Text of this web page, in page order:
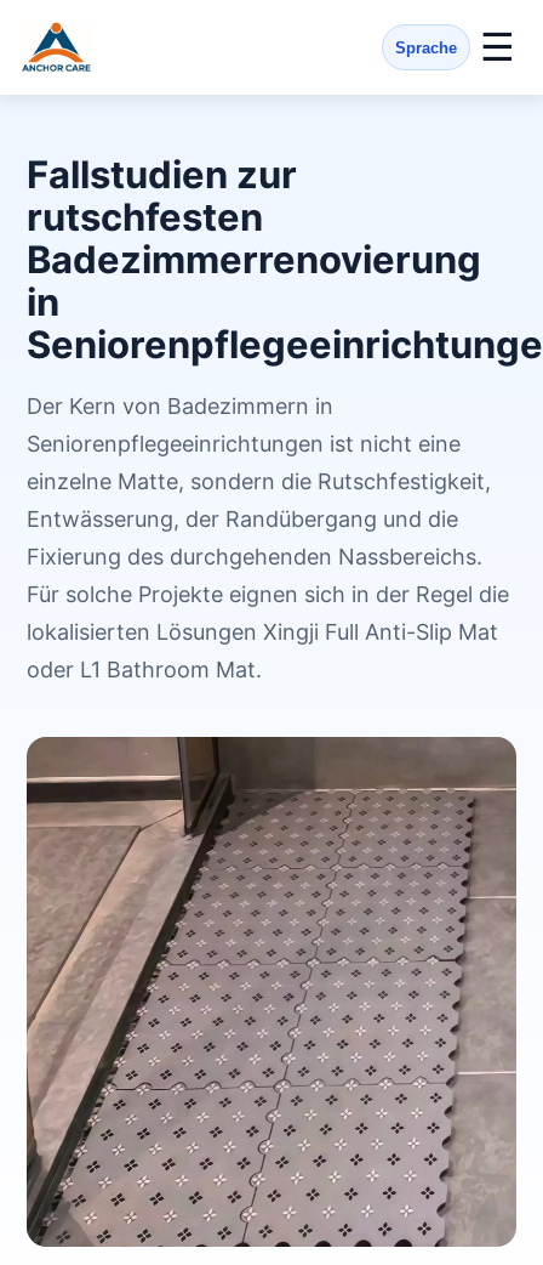
Sprache ☰
Fallstudien zur
rutschfesten
Badezimmerrenovierung
in
Der Kern von Badezimmern in
Seniorenpflegeeinrichtungen ist nicht eine
einzelne Matte, sondern die Rutschfestigkeit,
Entwässerung, der Randübergang und die
Fixierung des durchgehenden Nassbereichs.
Für solche Projekte eignen sich in der Regel die
lokalisierten Lösungen Xingji Full Anti-Slip Mat
oder L1 Bathroom Mat.